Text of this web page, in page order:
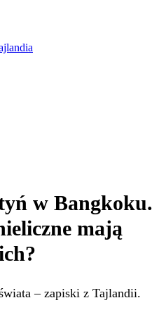
w Bangkoku.
mają
– zapiski z Tajlandii.